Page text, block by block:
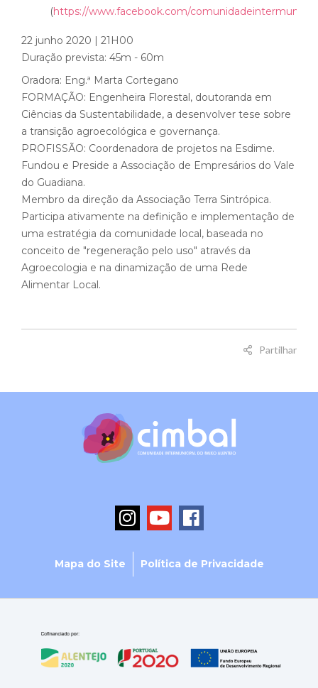
(https://www.facebook.com/
22 junho 2020 | 21H00
Duração prevista: 45m - 60m
Oradora: Eng.ª Marta Cortegano
FORMAÇÃO: Engenheira Florestal, doutoranda em
Ciências da Sustentabilidade, a desenvolver tese sobre
a transição agroecológica e governança.
PROFISSÃO: Coordenadora de projetos na Esdime.
Fundou e Preside a Associação de Empresários do Vale
do Guadiana.
Membro da direção da Associação Terra Sintrópica.
Participa ativamente na definição e implementação de
uma estratégia da comunidade local, baseada no
conceito de "regeneração pelo uso" através da
Agroecologia e na dinamização de uma Rede
Alimentar Local.
Partilhar
Mapa do Site Política de Privacidade